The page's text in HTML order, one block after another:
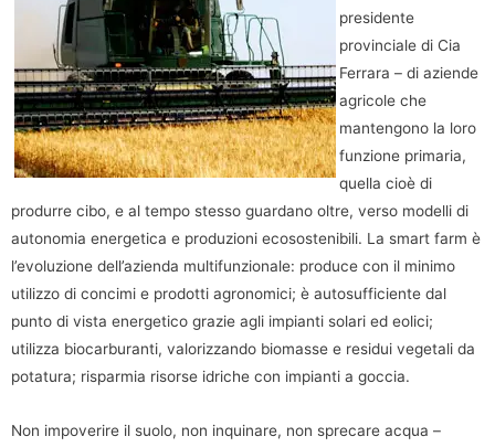
presidente
provinciale di Cia
Ferrara – di aziende
agricole che
mantengono la loro
funzione primaria,
quella cioè di
produrre cibo, e al tempo stesso guardano oltre, verso modelli di
autonomia energetica e produzioni ecosostenibili. La smart farm è
l’evoluzione dell’azienda multifunzionale: produce con il minimo
utilizzo di concimi e prodotti agronomici; è autosufficiente dal
punto di vista energetico grazie agli impianti solari ed eolici;
utilizza biocarburanti, valorizzando biomasse e residui vegetali da
potatura; risparmia risorse idriche con impianti a goccia.
Non impoverire il suolo, non inquinare, non sprecare acqua –